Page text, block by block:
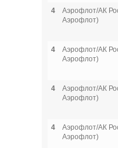
4
Аэрофлот/АК
Аэрофлот)
4
Аэрофлот/АК
Аэрофлот)
4
Аэрофлот/АК
Аэрофлот)
4
Аэрофлот/АК
Аэрофлот)